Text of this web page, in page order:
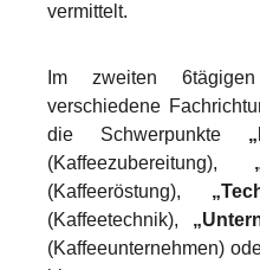
vermittelt.
Im zweiten
verschiedene
die Schwerpunkte
(Kaffeezubereitung),
(Kaffeeröstung),
(Kaffeetechnik),
(Kaffeeunternehmen)